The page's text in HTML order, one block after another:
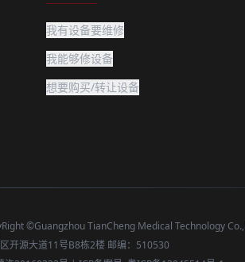
我有设备要维修
我能够修设备
想要购买/转让设备
©Guangzhou TianCheng Medical Technology
开源大道11号B8栋2楼 邮编：510530